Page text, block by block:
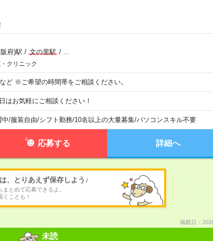
府)駅 / 文の里駅/
クリニック
ど ※ご希望の時間帯をご相談ください。
お気軽にご相談ください！
中/服装自由/シフト勤務/10名以上の大量募集/パソコンスキル不要
応募する 詳細へ
は、とりあえず保存しよう♪
とめて応募できるよ。
ことも！
掲載日：
未読